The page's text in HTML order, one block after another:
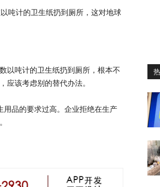
吨计的卫生纸扔到厕所，这对地球
以吨计的卫生纸扔到厕所，根本不
应该考虑别的替代办法。
用品的要求过高。企业拒绝在生产